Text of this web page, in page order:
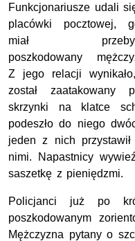
Funkcjonariusze udali
placówki pocztowej,
miał
poszkodowany
Z jego relacji
został zaatakowany
skrzynki na klatce
podeszło do niego
jeden z nich
nimi. Napastnicy
saszetkę z pieniędzmi.
Policjanci już po
poszkodowanym
Mężczyzna pytany o